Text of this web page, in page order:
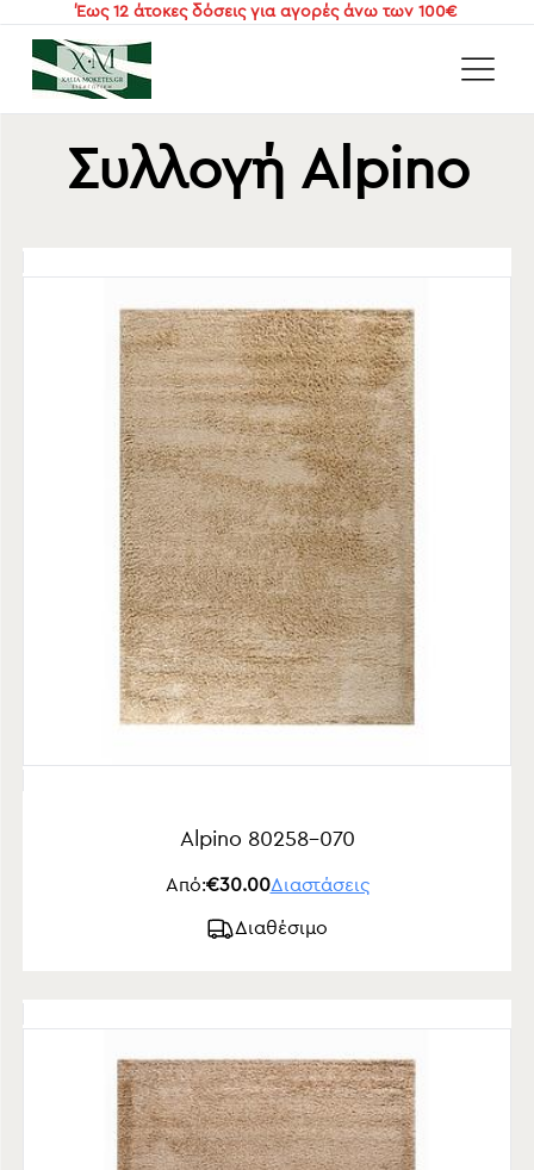
Έως 12 άτοκες δόσεις για αγορές άνω των 100€
Αρχική Συλλογή Alpino
Συλλογή Alpino
Alpino 80258-070
Από:€30.00Διαστάσεις
Διαθέσιμο